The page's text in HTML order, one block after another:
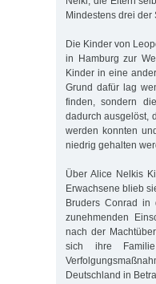
Mindestens drei der
Die Kinder von
in Hamburg zur
Kinder in eine
Grund dafür lag
finden, sondern
dadurch ausgelöst,
werden konnten
niedrig gehalten
Über Alice Nelkis
Erwachsene blieb
Bruders Conrad in
zunehmenden
nach der
sich ihre
Deutschland in